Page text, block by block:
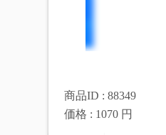
商品ID : 88349
価格 : 1070 円